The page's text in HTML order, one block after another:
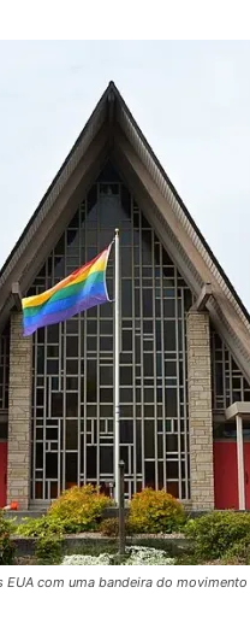
com uma bandeira do